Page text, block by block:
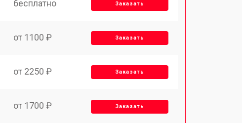
бесплатно Заказать
от 1100 ₽ Заказать
от 2250 ₽ Заказать
от 1700 ₽ Заказать